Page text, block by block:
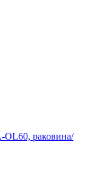
раковина/